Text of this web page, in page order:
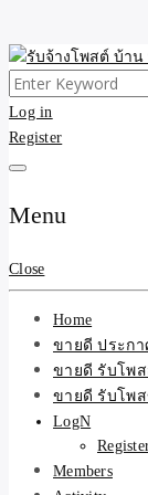
Skip
to
content
รับจ้าง
และบริก
ขายดี โพสประกาศ
Search
for:
Log in
Register
Menu
Close
Home
ขายดี ประกา
ขายดี รับโพ
ขายดี รับโพ
LogN
Members